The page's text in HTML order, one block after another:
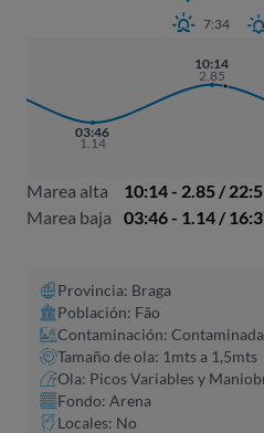
7:34
03:46
1.14
10:14
2.85
Marea alta
10:14 - 2.85 /
Marea baja
03:46 - 1.14 /
Provincia: Braga
Población: Fão
Contaminación: Contaminada
Tamaño de ola: 1mts a 1,5mts
Ola: Picos Variables y
Fondo: Arena
Locales: No